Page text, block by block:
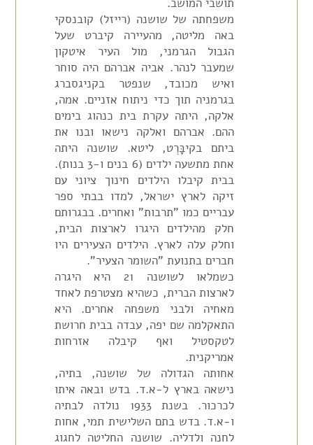
משפחתה של שושנה (רייזל) קובנסקי
באה מליטה, מהעיירה קיברט שעל
הגבול הגרמני, מול העיר איטקון
שמעבר לנהר. אביה אברהם היה סוחר
ואיש מכובד, שנפטר בקניגסברג
בגרמניה תוך כדי ניתוח אזניים. אמה,
אלקה, היתה עקרת בית כנהוג בימים
ההם. אברהם ואלקה נישאו ובנו את
ביתם בקיבָּרְט, ליטא. שושנה היתה
אחת מתשעה ילדים (6 בנים ו-3 בנות).
בבית קיבלו הילדים חינוך ציוני עם
זיקה לארץ ישראל, למדו בבתי ספר
עבריים כמו "תרבות" ואחרים. בבגרותם
חלק מהילדים היגרו לארצות הבית,
וחלק עלה לארץ. הילדים הצעירים היו
חברים בתנועת "השומר הצעיר".
כשמלאו לשושנה 21 היא היגרה
לארצות הברית, כשהיא מצטרפת לאחד
מאחיה ולבני משפחה אחרים. היא
התאקלמה שם יפה, עבדה בבית חרושת
לטקסטיל ואף קיבלה אזרחות
אמריקנית.
אחותה הגדולה של שושנה, בתיה,
נישאה בארץ ל-א.ד. בדש ובאה איתו
לכרכור. בשנת 1933 נולדה לבתיה
ו-א.ד. בדש בתם השלישית תמי, אחות
לחנה ולדליה. שושנה החליטה לחגוג